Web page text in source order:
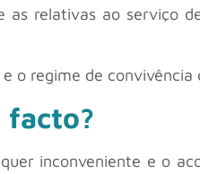
relativas ao serviço
o regime de convivência
facto?
inconveniente e o